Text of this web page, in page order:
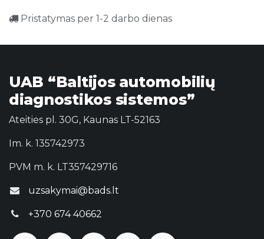
Pristatymas per 1-2 darbo dienas
UAB “Baltijos automobilių
diagnostikos sistemos”
Ateities pl. 30G, Kaunas LT-52163
Im. k. 135742973
PVM m. k. LT357429716
uzsakymai@bads.lt
+370 674 40662